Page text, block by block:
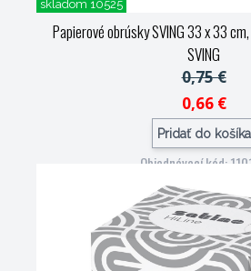
skladom 10525
Papierové obrúsky SVING 33 x 33
SVING
0,75 €
0,66 €
Pridať do košíka
Objednávací kód: